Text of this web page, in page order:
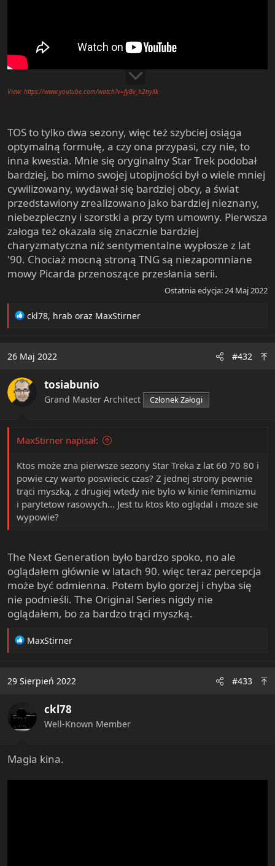
View: https://www.youtube.com/watch?v=fyBv_h2nyXk
TOS to tylko dwa sezony, więc też szybciej osiąga
optymalną formułę, a czy ona przypasi, czy nie, to
inna kwestia. Mnie się oryginalny Star Trek podobał
bardziej, bo mimo swojej utopijności był o wiele mniej
cywilizowany, wydawał się bardziej obcy, a świat
przedstawiony zrealizowano jako bardziej nieznany,
niebezpieczny i szorstki a przy tym umowny. Pierwsza
załoga też okazała się znacznie bardziej
charyzmatyczna niż sentymentalne wypłosze z lat
'90. Chociaż mocną stroną TNG są niezapomniane
mowy Picarda przenoszące przesłania serii.
Ostatnia edycja: 24 Maj 2022
R
t
o
n
ckl78, hrab oraz MaxStirner
26 Maj 2022 #432
tosiabunio
Grand Master Architect Członek Załogi
MaxStirner napisał:
Ktos może zna pierwsze sezony Star Treka z lat 60 70 80 i
powie czy warto poswiecic czas? Z jednej strony pewnie
trąci myszką, z drugiej wtedy nie bylo w kinie feminizmu
i parytetow rasowych... Jest tu ktos kto oglądal i moze sie
wypowie?
The Next Generation było bardzo spoko, no ale
oglądałem głównie w latach 90. więc teraz percepcja
może być odmienna. Potem było gorzej i chyba się
nie podnieśli. The Original Series nigdy nie
oglądałem, bo za bardzo trąci myszką.
R
t
o
s
MaxStirner
29 Sierpień 2022 #433
ckl78
Well-Known Member
Magia kina.